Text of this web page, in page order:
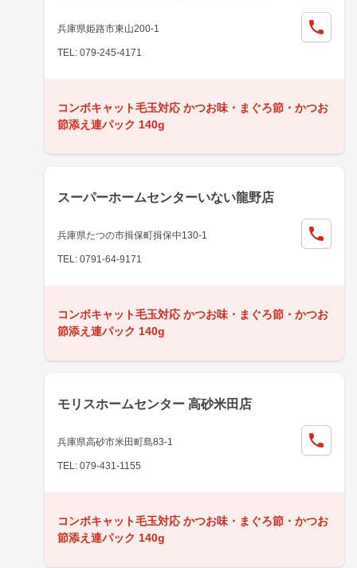
兵庫県姫路市東山200-1
TEL: 079-245-4171
コンボキャット毛玉対応 かつお味・まぐろ節・かつお
節添え連パック 140g
スーパーホームセンターいない龍野店
兵庫県たつの市揖保町揖保中130-1
TEL: 0791-64-9171
コンボキャット毛玉対応 かつお味・まぐろ節・かつお
節添え連パック 140g
モリスホームセンター 高砂米田店
兵庫県高砂市米田町島83-1
TEL: 079-431-1155
コンボキャット毛玉対応 かつお味・まぐろ節・かつお
節添え連パック 140g